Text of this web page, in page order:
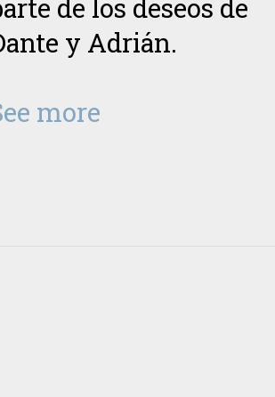
de los deseos de
y Adrián.
more